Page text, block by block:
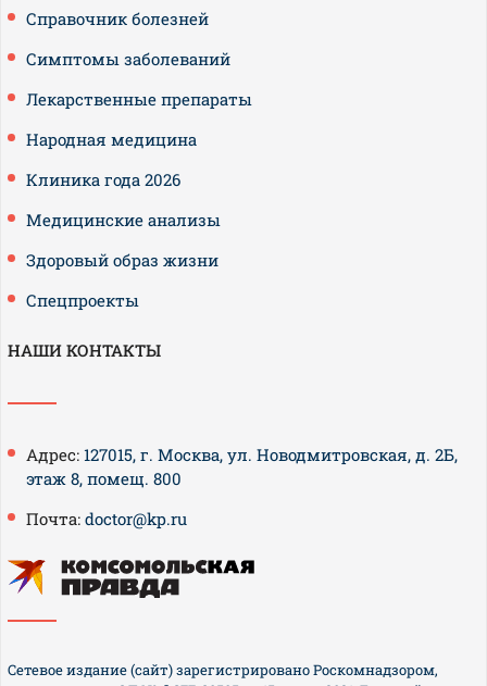
Справочник болезней
Симптомы заболеваний
Лекарственные препараты
Народная медицина
Клиника года 2026
Медицинские анализы
Здоровый образ жизни
Спецпроекты
НАШИ КОНТАКТЫ
Адрес: 127015, г. Москва, ул. Новодмитровская, д. 2Б,
этаж 8, помещ. 800
Почта: doctor@kp.ru
Сетевое издание (сайт) зарегистрировано Роскомнадзором,